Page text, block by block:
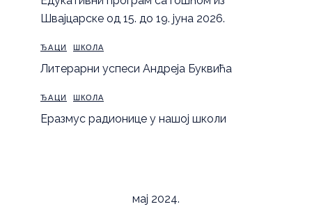
Швајцарске од 15. до 19. јуна 2026.
ЂАЦИ ШКОЛА
Литерарни успеси Андреја Буквића
ЂАЦИ ШКОЛА
Еразмус радионице у нашој школи
мај 2024.